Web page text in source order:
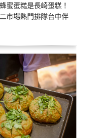
蜜蛋糕是長崎蛋糕！
市場熱門排隊台中伴